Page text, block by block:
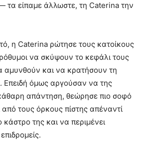
τα είπαμε άλλωστε, τη Caterina την
η Caterina ρώτησε τους κατοίκους
να σκύψουν το κεφάλι τους
αμυνθούν και να κρατήσουν τη
Επειδή όμως αργούσαν να της
απάντηση, θεώρησε πιο σοφό
τους όρκους πίστης απέναντί
κάστρο της και να περιμένει